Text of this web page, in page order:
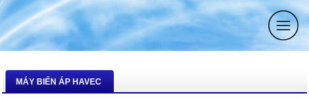
MÁY BIẾN ÁP HAVEC